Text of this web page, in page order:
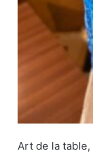
Art de la table,